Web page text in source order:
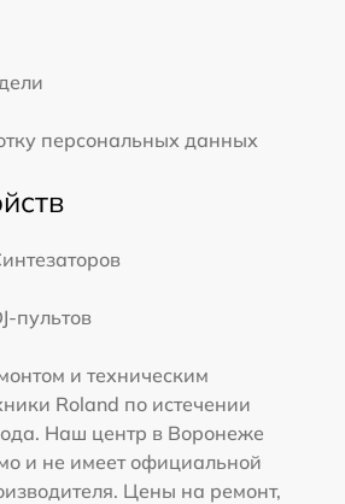
персональных данных
пультов
и техническим
Roland по истечении
Наш центр в Воронеже
и не имеет официальной
Цены на ремонт,